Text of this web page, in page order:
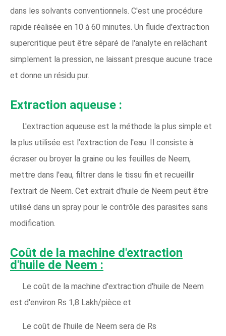
dans les solvants conventionnels. C'est une procédure
rapide réalisée en 10 à 60 minutes. Un fluide d'extraction
supercritique peut être séparé de l'analyte en relâchant
simplement la pression, ne laissant presque aucune trace
et donne un résidu pur.
Extraction aqueuse :
L'extraction aqueuse est la méthode la plus simple et
la plus utilisée est l'extraction de l'eau. Il consiste à
écraser ou broyer la graine ou les feuilles de Neem,
mettre dans l'eau, filtrer dans le tissu fin et recueillir
l'extrait de Neem. Cet extrait d'huile de Neem peut être
utilisé dans un spray pour le contrôle des parasites sans
modification.
Coût de la machine d'extraction
d'huile de Neem :
Le coût de la machine d'extraction d'huile de Neem
est d'environ Rs 1,8 Lakh/pièce et
Le coût de l'huile de Neem sera de Rs